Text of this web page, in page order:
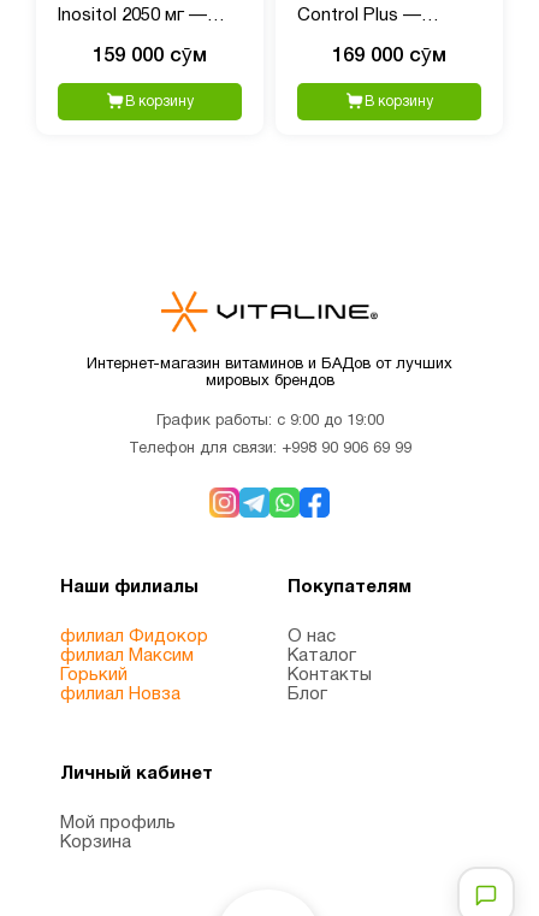
Inositol 2050 мг —
женского здоровья,
90 капсул
159 000 сӯм
В корзину
Control Plus —
гормонального
баланса и
метаболизма, 90
169 000 сӯм
В корзину
Интернет-магазин витаминов и БАДов от лучших
мировых брендов
График работы: с 9:00 до 19:00
Телефон для связи: +998 90 906 69 99
Наши филиалы
филиал Фидокор
филиал Максим
Горький
филиал Новза
Покупателям
О нас
Каталог
Контакты
Блог
Личный кабинет
Мой профиль
Корзина